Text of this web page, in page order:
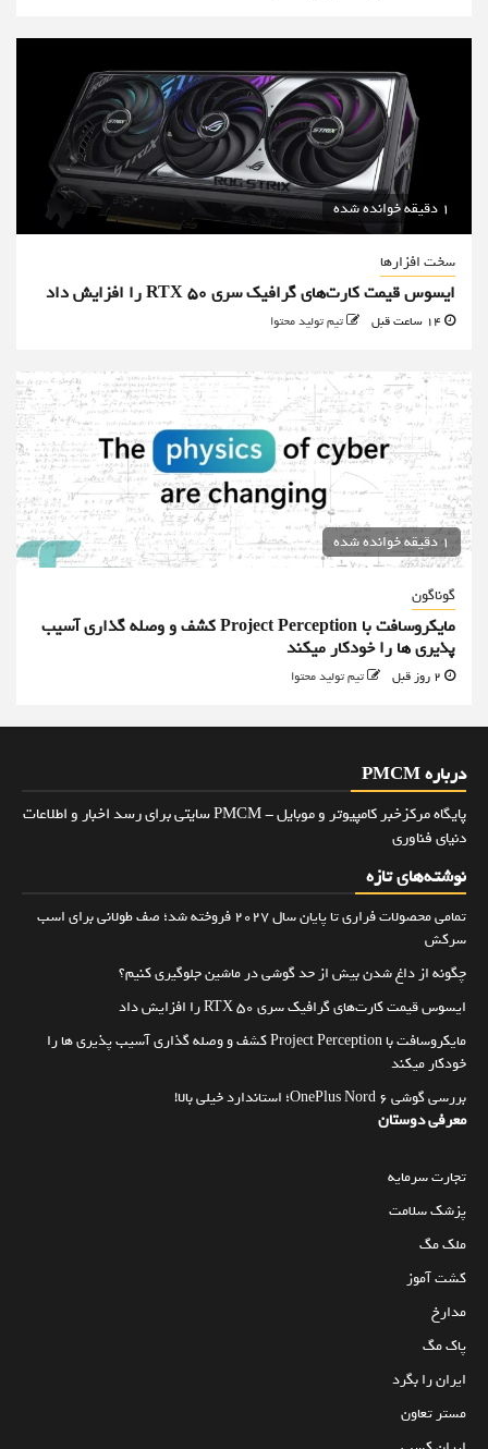
1 دقیقه خوانده شده
سخت افزارها
ایسوس قیمت کارت‌های گرافیک سری RTX 50 را افزایش داد
تیم تولید محتوا
1 دقیقه خوانده شده
گوناگون
مایکروسافت با Project Perception کشف و وصله گذاری آسیب
پذیری ها را خودکار میکند
تیم تولید محتوا
درباره PMCM
پایگاه مرکزخبر کامپیوتر و موبایل - PMCM سایتی برای رسد اخبار و اطلاعات
دنیای فناوری
نوشته‌های تازه
تمامی محصولات فراری تا پایان سال ۲۰۲۷ فروخته شد؛ صف طولانی برای اسب
سرکش
چگونه از داغ شدن بیش از حد گوشی در ماشین جلوگیری کنیم؟
ایسوس قیمت کارت‌های گرافیک سری RTX 50 را افزایش داد
مایکروسافت با Project Perception کشف و وصله گذاری آسیب پذیری ها را
خودکار میکند
بررسی گوشی OnePlus Nord 6؛ استاندارد خیلی بالا!
معرفی دوستان
تجارت سرمایه
پزشک سلامت
ملک مگ
کشت آموز
مدارخ
پاک مگ
ایران را بگرد
مستر تعاون